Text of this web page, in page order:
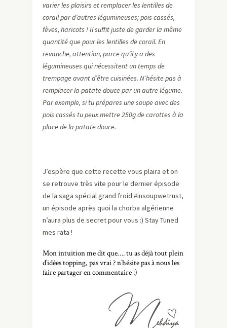
varier les plaisirs et remplacer les lentilles de
corail par d’autres légumineuses; pois cassés,
fèves, haricots ! Il suffit juste de garder la même
quantité que pour les lentilles de corail. En
revanche, attention, parce qu’il y a des
légumineuses qui nécessitent un temps de
trempage avant d’être cuisinées. N’hésite pas à
remplacer la patate douce par un autre légume.
Par exemple, si tu prépares une soupe avec des
pois cassés tu peux mettre 250g de carottes à la
place de la patate douce.
J’espère que cette recette vous plaira et on
se retrouve très vite pour le dernier épisode
de la saga spécial grand froid #insoupwetrust,
un épisode après quoi la chorba algérienne
n’aura plus de secret pour vous :) Stay Tuned
mes rata !
Mon intuition me dit que…. tu as déjà tout plein
d’idées topping, pas vrai ? n’hésite pas à nous les
faire partager en commentaire :)